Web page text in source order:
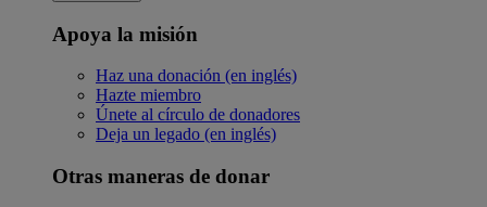
Apoya la misión
Haz una donación (en inglés)
Hazte miembro
Únete al círculo de donadores
Deja un legado (en inglés)
Otras maneras de donar